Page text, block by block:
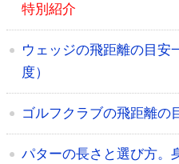
特別紹介
ウェッジの飛距離の目安
度）
ゴルフクラブの飛距離の
パターの長さと選び方。